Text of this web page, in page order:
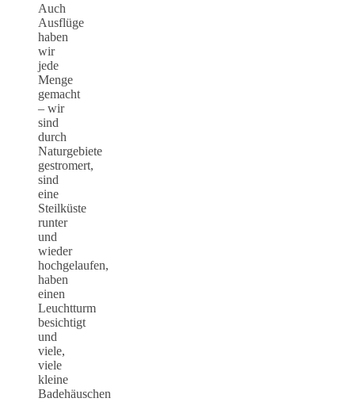
Auch
Ausflüge
haben
wir
jede
Menge
gemacht
– wir
sind
durch
Naturgebiete
gestromert,
sind
eine
Steilküste
runter
und
wieder
hochgelaufen,
haben
einen
Leuchtturm
besichtigt
und
viele,
viele
kleine
Badehäuschen